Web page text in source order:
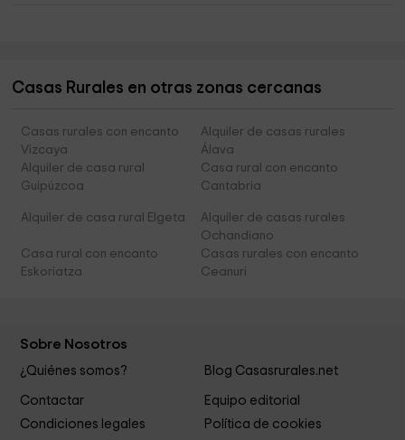
Casas Rurales en otras zonas cercanas
Casas rurales con encanto
Vizcaya
Alquiler de casas rurales
Álava
Alquiler de casa rural
Guipúzcoa
Casa rural con encanto
Cantabria
Alquiler de casa rural Elgeta
Alquiler de casas rurales
Ochandiano
Casa rural con encanto
Eskoriatza
Casas rurales con encanto
Ceanuri
Sobre Nosotros
¿Quiénes somos? Blog Casasrurales.net
Contactar
Equipo editorial
Condiciones legales
Política de cookies